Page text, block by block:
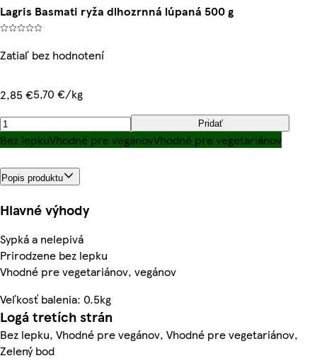
Lagris Basmati ryža dlhozrnná lúpaná 500 g
Zatiaľ bez hodnotení
2,85 €5,70 €/kg
Pridať
Bez lepkuVhodné pre vegánovVhodné pre vegetariánov
Popis produktu
Hlavné výhody
Sypká a nelepivá
Prirodzene bez lepku
Vhodné pre vegetariánov, vegánov
Veľkosť balenia: 0.5kg
Logá tretích strán
Bez lepku, Vhodné pre vegánov, Vhodné pre vegetariánov,
Zelený bod